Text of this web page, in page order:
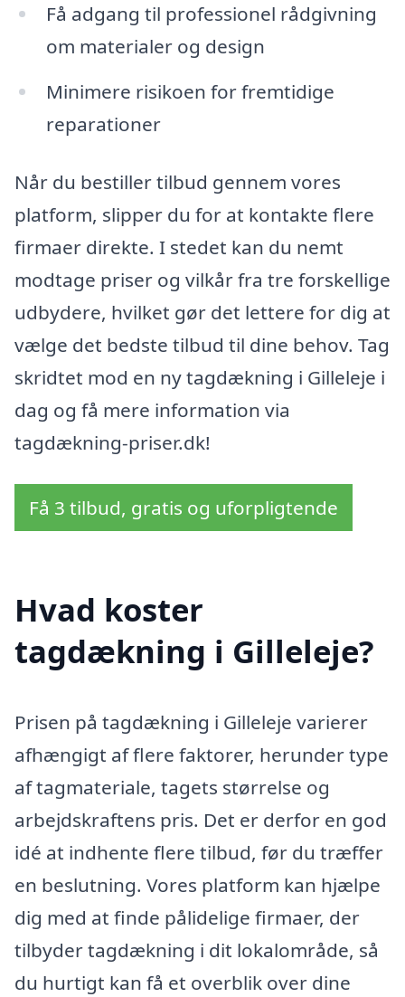
Få adgang til professionel rådgivning
om materialer og design
Minimere risikoen for fremtidige
reparationer
Når du bestiller tilbud gennem vores
platform, slipper du for at kontakte flere
firmaer direkte. I stedet kan du nemt
modtage priser og vilkår fra tre forskellige
udbydere, hvilket gør det lettere for dig at
vælge det bedste tilbud til dine behov. Tag
skridtet mod en ny tagdækning i Gilleleje i
dag og få mere information via
tagdækning-priser.dk!
Få 3 tilbud, gratis og uforpligtende
Hvad koster
tagdækning i Gilleleje?
Prisen på tagdækning i Gilleleje varierer
afhængigt af flere faktorer, herunder type
af tagmateriale, tagets størrelse og
arbejdskraftens pris. Det er derfor en god
idé at indhente flere tilbud, før du træffer
en beslutning. Vores platform kan hjælpe
dig med at finde pålidelige firmaer, der
tilbyder tagdækning i dit lokalområde, så
du hurtigt kan få et overblik over dine